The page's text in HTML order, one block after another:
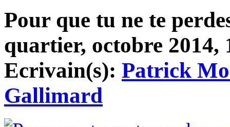
Pour que tu ne te
quartier, octobre 2014,
Ecrivain(s): Patrick
Gallimard